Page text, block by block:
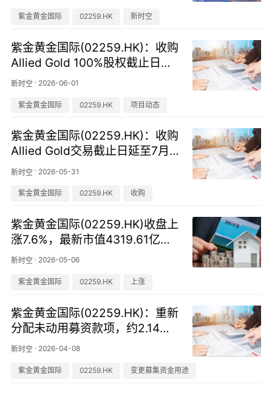
紫金黄金国际 02259.HK 新时空
紫金黄金国际(02259.HK)：收购
Allied Gold 100%股权截止日期
延长至7月29日
新时空 · 2026-06-01
紫金黄金国际 02259.HK 项目动态
紫金黄金国际(02259.HK)：收购
Allied Gold交易截止日延至7月2
9日，关键监管审批仍待完成
新时空 · 2026-05-31
紫金黄金国际 02259.HK 收购
紫金黄金国际(02259.HK)收盘上
涨7.6%，最新市值4319.61亿港
元
新时空 · 2026-05-06
紫金黄金国际 02259.HK 上涨
紫金黄金国际(02259.HK)：重新
分配未动用募资款项，约2.14亿
美元转投勘探活动
新时空 · 2026-04-08
紫金黄金国际 02259.HK 变更募集资金用途